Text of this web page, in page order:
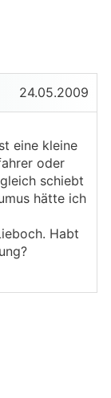
24.05.2009
eine kleine
oder
schiebt
hätte ich
Habt